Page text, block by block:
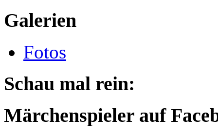
Galerien
Fotos
Schau mal rein:
Märchenspieler auf